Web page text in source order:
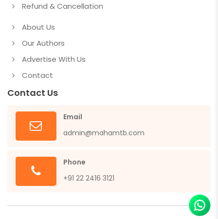
Refund & Cancellation
About Us
Our Authors
Advertise With Us
Contact
Contact Us
Email
admin@mahamtb.com
Phone
+91 22 2416 3121